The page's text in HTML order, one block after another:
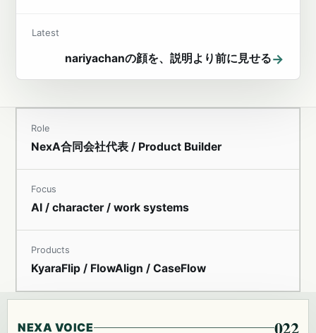
Latest
nariyachanの顔を、説明より前に見せる→
Role
NexA合同会社代表 / Product Builder
Focus
AI / character / work systems
Products
KyaraFlip / FlowAlign / CaseFlow
NEXA VOICE 022